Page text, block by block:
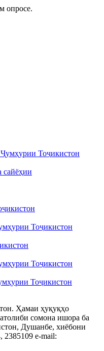
опросе.
Тоҷикистон
сайёҳии
Тоҷикистон
Тоҷикистон
Тоҷикистон
Ҳамаи ҳуқуқҳо
сомона ишора ба
Душанбе, хиёбони
e-mail: